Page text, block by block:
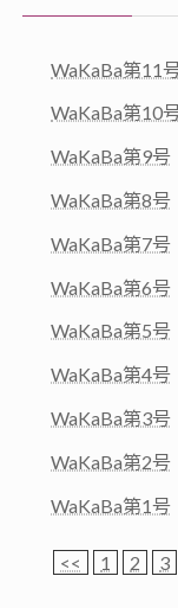
WaKaBa第11
WaKaBa第10
WaKaBa第9号
WaKaBa第8号
WaKaBa第7号
WaKaBa第6号
WaKaBa第5号
WaKaBa第4号
WaKaBa第3号
WaKaBa第2号
WaKaBa第1号
<< 1 2 3